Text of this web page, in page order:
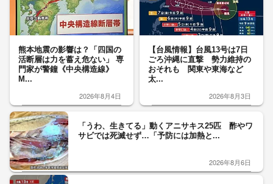
熊本地震の影響は？「四国の
活断層は力を蓄え危ない」 専
門家が警鐘《中央構造線》
M...
2026年8月4日
【台風情報】台風13号は7日
ごろ沖縄に直撃 勢力維持の
おそれも 関東や東海など
太...
2026年8月3日
「うわ、生きてる」動くアニサキス25匹 酢やワ
サビでは死滅せず…「予防には加熱と...
2026年8月6日